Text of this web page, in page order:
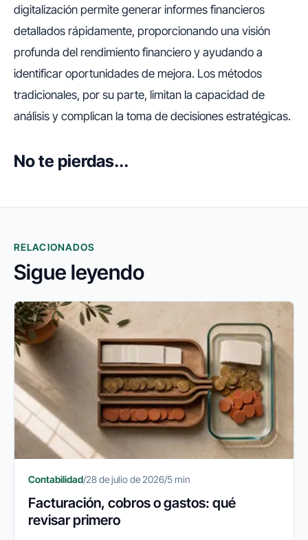
digitalización permite generar informes financieros
detallados rápidamente, proporcionando una visión
profunda del rendimiento financiero y ayudando a
identificar oportunidades de mejora. Los métodos
tradicionales, por su parte, limitan la capacidad de
análisis y complican la toma de decisiones estratégicas.
No te pierdas...
RELACIONADOS
Sigue leyendo
Contabilidad/28 de julio de 2026/5 min
Facturación, cobros o gastos: qué
revisar primero